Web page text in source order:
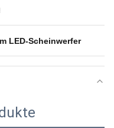
LED-Scheinwerfer